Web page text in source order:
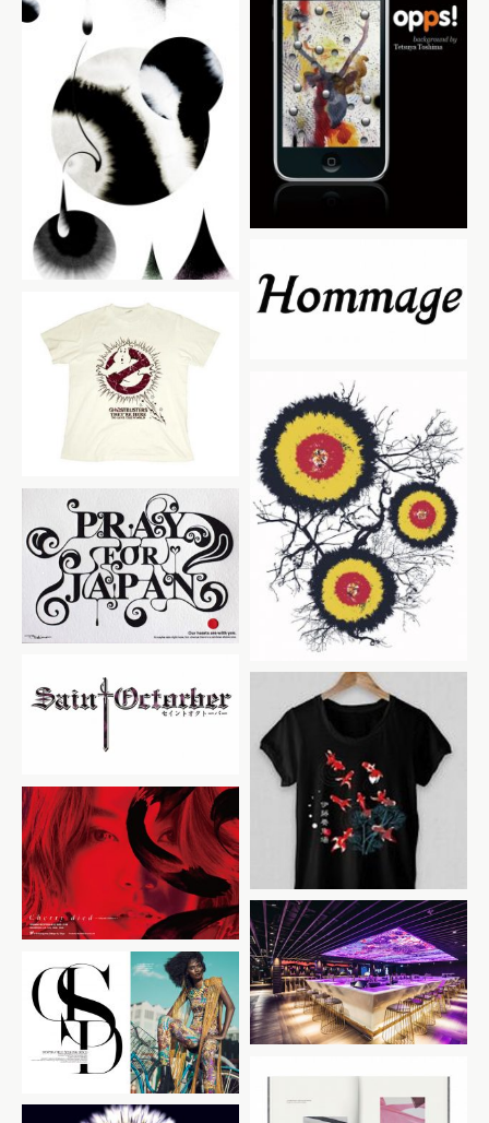
opps!
Circus
Hommage
TSUTAYA×Movie
Matinique
JAPAN FLAG
Saint Octorber
UNIQLO
Cherry Died /
Calligraphy exhibition
ZOUK Singapore
Raine Magzine